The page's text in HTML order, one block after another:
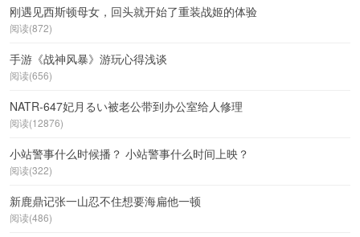
刚遇见西斯顿母女，回头就开始了重装战姬的体验
阅读(872)
手游《战神风暴》游玩心得浅谈
阅读(656)
NATR-647妃月るい被老公带到办公室给人修理
阅读(12876)
小站警事什么时候播？ 小站警事什么时间上映？
阅读(322)
新鹿鼎记张一山忍不住想要海扁他一顿
阅读(486)